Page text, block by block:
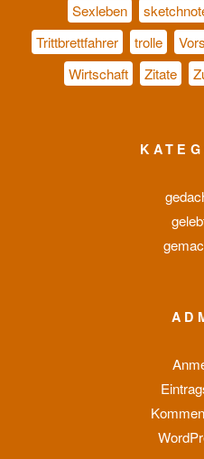
Sexleben
Trittbrettfahrer
trolle
Wirtschaft
Zitate